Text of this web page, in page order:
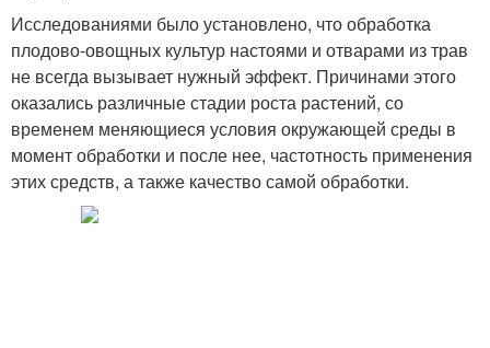
Исследованиями было установлено, что обработка
плодово-овощных культур настоями и отварами из трав
не всегда вызывает нужный эффект. Причинами этого
оказались различные стадии роста растений, со
временем меняющиеся условия окружающей среды в
момент обработки и после нее, частотность применения
этих средств, а также качество самой обработки.